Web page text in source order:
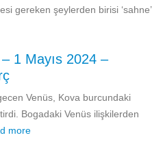
gereken şeylerden birisi ‘sahne’
1 Mayıs 2024 –
Venüs, Kova burcundaki
Bogadaki Venüs ilişkilerden
more